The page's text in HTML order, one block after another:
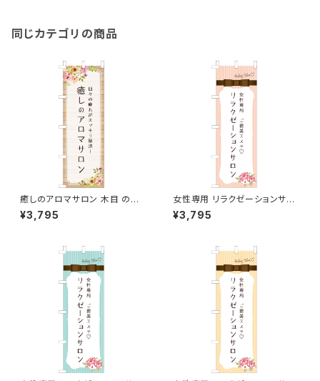
同じカテゴリの商品
癒しのアロマサロン 木目 のぼ
り旗
¥3,795
女性専用 リラクゼーションサロ
ン ピンク のぼり旗
¥3,795